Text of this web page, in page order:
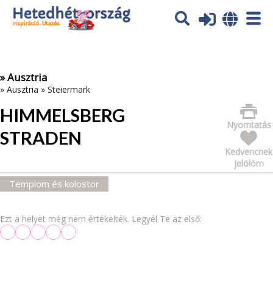
Az oldal sütiket (cookies) használ. További tájékoztatás itt:
Adatvédelmi tájékoztató
» Ausztria
» Ausztria » Steiermark
HIMMELSBERG
STRADEN
Nyomtatás
Kedvencnek
jelölöm
Templom és kolostor
Ezt a helyet még nem értékelték. Legyél Te az első: